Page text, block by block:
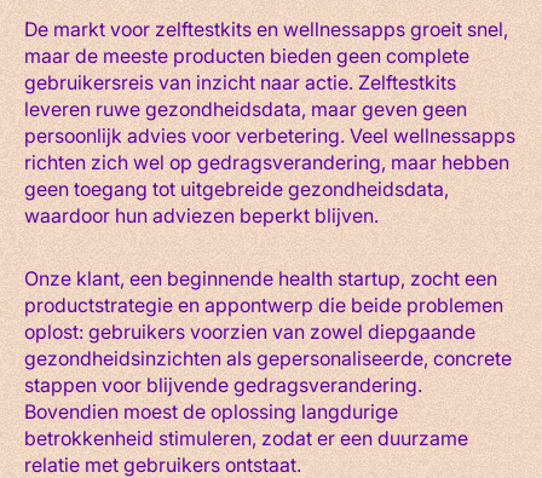
De markt voor zelftestkits en wellnessapps groeit snel,
maar de meeste producten bieden geen complete
gebruikersreis van inzicht naar actie. Zelftestkits
leveren ruwe gezondheidsdata, maar geven geen
persoonlijk advies voor verbetering. Veel wellnessapps
richten zich wel op gedragsverandering, maar hebben
geen toegang tot uitgebreide gezondheidsdata,
waardoor hun adviezen beperkt blijven.
Onze klant, een beginnende health startup, zocht een
productstrategie en appontwerp die beide problemen
oplost: gebruikers voorzien van zowel diepgaande
gezondheidsinzichten als gepersonaliseerde, concrete
stappen voor blijvende gedragsverandering.
Bovendien moest de oplossing langdurige
betrokkenheid stimuleren, zodat er een duurzame
relatie met gebruikers ontstaat.